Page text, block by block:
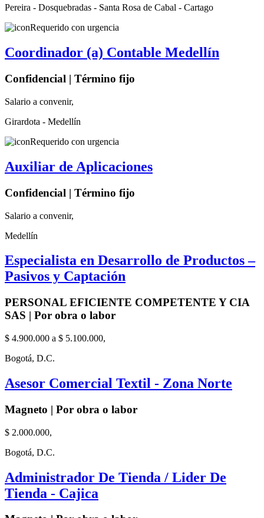
Pereira - Dosquebradas - Santa Rosa de Cabal - Cartago
Requerido con urgencia
Coordinador (a) Contable Medellín
Confidencial | Término fijo
Salario a convenir,
Girardota - Medellín
Requerido con urgencia
Auxiliar de Aplicaciones
Confidencial | Término fijo
Salario a convenir,
Medellín
Especialista en Desarrollo de Productos –
Pasivos y Captación
PERSONAL EFICIENTE COMPETENTE Y CIA
SAS | Por obra o labor
$ 4.900.000 a $ 5.100.000,
Bogotá, D.C.
Asesor Comercial Textil - Zona Norte
Magneto | Por obra o labor
$ 2.000.000,
Bogotá, D.C.
Administrador De Tienda / Lider De
Tienda - Cajica